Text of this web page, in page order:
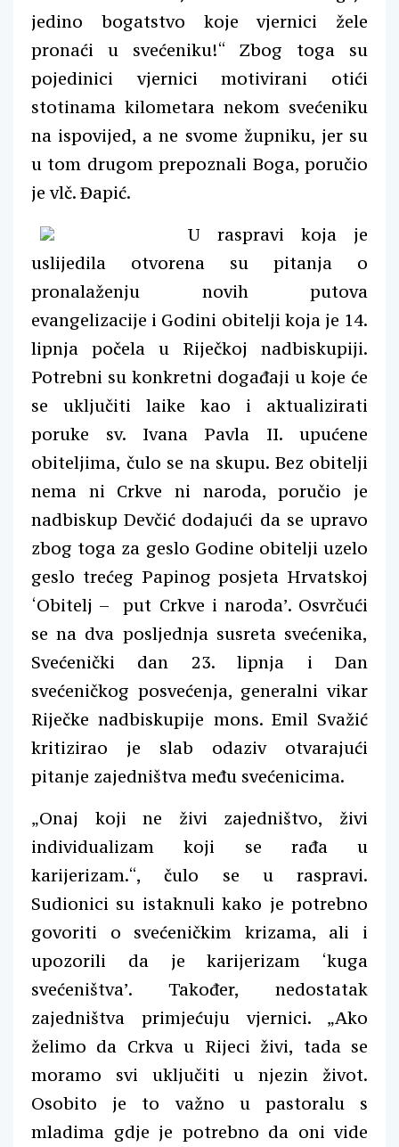
jedino bogatstvo koje vjernici žele
pronaći u svećeniku!“ Zbog toga su
pojedinici vjernici motivirani otići
stotinama kilometara nekom svećeniku
na ispovijed, a ne svome župniku, jer su
u tom drugom prepoznali Boga, poručio
je vlč. Đapić.
U raspravi koja je
uslijedila otvorena su pitanja o
pronalaženju novih putova
evangelizacije i Godini obitelji koja je 14.
lipnja počela u Riječkoj nadbiskupiji.
Potrebni su konkretni događaji u koje će
se uključiti laike kao i aktualizirati
poruke sv. Ivana Pavla II. upućene
obiteljima, čulo se na skupu. Bez obitelji
nema ni Crkve ni naroda, poručio je
nadbiskup Devčić dodajući da se upravo
zbog toga za geslo Godine obitelji uzelo
geslo trećeg Papinog posjeta Hrvatskoj
‘Obitelj – put Crkve i naroda’. Osvrčući
se na dva posljednja susreta svećenika,
Svećenički dan 23. lipnja i Dan
svećeničkog posvećenja, generalni vikar
Riječke nadbiskupije mons. Emil Svažić
kritizirao je slab odaziv otvarajući
pitanje zajedništva među svećenicima.
„Onaj koji ne živi zajedništvo, živi
individualizam koji se rađa u
karijerizam.“, čulo se u raspravi.
Sudionici su istaknuli kako je potrebno
govoriti o svećeničkim krizama, ali i
upozorili da je karijerizam ‘kuga
svećeništva’. Također, nedostatak
zajedništva primjećuju vjernici. „Ako
želimo da Crkva u Rijeci živi, tada se
moramo svi uključiti u njezin život.
Osobito je to važno u pastoralu s
mladima gdje je potrebno da oni vide